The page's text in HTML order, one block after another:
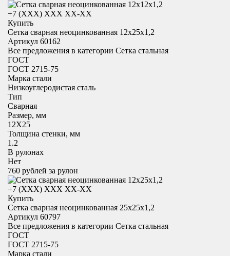
+7 (XXX) ХХХ ХХ-ХХ
Купить
Сетка сварная неоцинкованная 12х25х1,2
Артикул 60162
Все предложения в категории Сетка стальная
ГОСТ
ГОСТ 2715-75
Марка стали
Низкоуглеродистая сталь
Тип
Сварная
Размер, мм
12X25
Толщина стенки, мм
1.2
В рулонах
Нет
760 рублей за рулон
+7 (XXX) ХХХ ХХ-ХХ
Купить
Сетка сварная неоцинкованная 25х25х1,2
Артикул 60797
Все предложения в категории Сетка стальная
ГОСТ
ГОСТ 2715-75
Марка стали